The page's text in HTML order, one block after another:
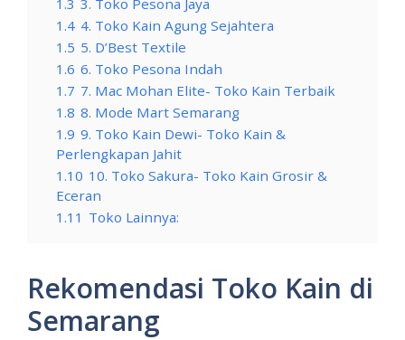
1.4 4. Toko Kain Agung Sejahtera
1.5 5. D’Best Textile
1.6 6. Toko Pesona Indah
1.7 7. Mac Mohan Elite- Toko Kain Terbaik
1.8 8. Mode Mart Semarang
1.9 9. Toko Kain Dewi- Toko Kain &
Perlengkapan Jahit
1.10 10. Toko Sakura- Toko Kain Grosir &
Eceran
1.11 Toko Lainnya:
Rekomendasi Toko Kain di
Semarang